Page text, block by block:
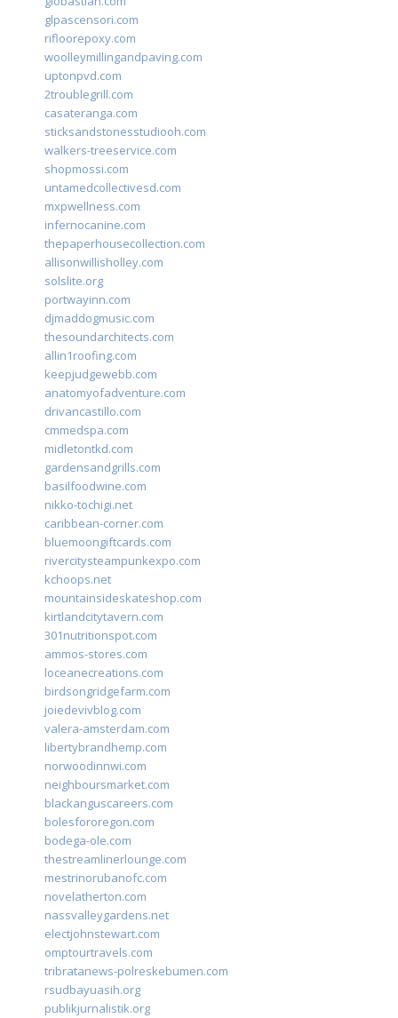
glpascensori.com
rifloorepoxy.com
woolleymillingandpaving.com
uptonpvd.com
2troublegrill.com
casateranga.com
sticksandstonesstudiooh.com
walkers-treeservice.com
shopmossi.com
untamedcollectivesd.com
mxpwellness.com
infernocanine.com
thepaperhousecollection.com
allisonwillisholley.com
solslite.org
portwayinn.com
djmaddogmusic.com
thesoundarchitects.com
allin1roofing.com
keepjudgewebb.com
anatomyofadventure.com
drivancastillo.com
cmmedspa.com
midletontkd.com
gardensandgrills.com
basilfoodwine.com
nikko-tochigi.net
caribbean-corner.com
bluemoongiftcards.com
rivercitysteampunkexpo.com
kchoops.net
mountainsideskateshop.com
kirtlandcitytavern.com
301nutritionspot.com
ammos-stores.com
loceanecreations.com
birdsongridgefarm.com
joiedevivblog.com
valera-amsterdam.com
libertybrandhemp.com
norwoodinnwi.com
neighboursmarket.com
blackanguscareers.com
bolesfororegon.com
bodega-ole.com
thestreamlinerlounge.com
mestrinorubanofc.com
novelatherton.com
nassvalleygardens.net
electjohnstewart.com
omptourtravels.com
tribratanews-polreskebumen.com
rsudbayuasih.org
publikjurnalistik.org